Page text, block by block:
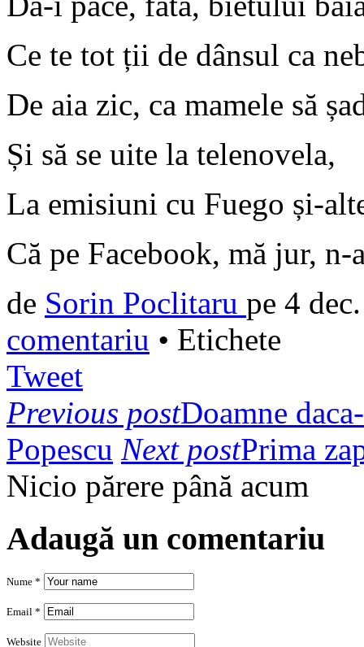
Ce te tot ții de dânsul ca
De aia zic, ca mamele să ș
Și să se uite la telenovela,
La emisiuni cu Fuego și-
Că pe Facebook, mă jur, n-
de Sorin Poclitaru pe 4
comentariu • Etichete
Tweet
Previous postDoamne
Popescu Next postPrima
Nicio părere până acum
Adaugă un comentariu
Nume *
Email *
Website